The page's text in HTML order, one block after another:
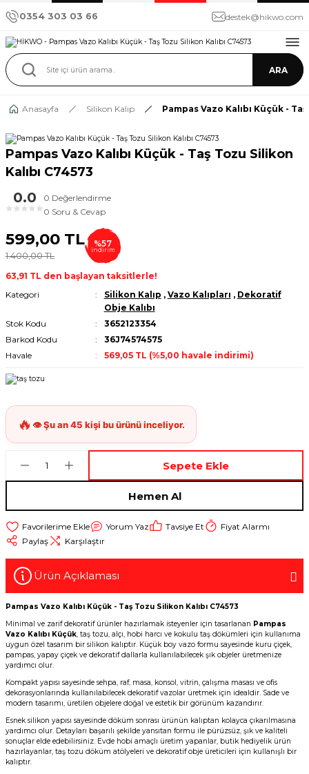
0354 303 03 66 destek@hikwo.com
ARA
Anasayfa Silikon Kalıp Pampas Vazo Kalıbı Küçük -
Pampas Vazo Kalıbı Küçük - Taş Tozu Silikon
Kalıbı C74573
0.0
★ ★ ★ ★ ★
0 Değerlendirme
0 Soru & Cevap
599,00 TL
1.400,00 TL
%57
indirim
63,91 TL den başlayan taksitlerle!
Kategori
Silikon Kalıp , Vazo Kalıpları , Dekoratif
Obje Kalıbı
Stok Kodu
3652123354
Barkod Kodu
36J74574575
Havale
569,05 TL (%5,00 havale indirimi)
Sepete Ekle
Hemen Al
Yorum Yaz Tavsiye Et
Fiyat Alarmı
Paylaş
Karşılaştır
Ürün Açıklaması
Pampas Vazo Kalıbı Küçük - Taş Tozu Silikon Kalıbı C74573
Minimal ve zarif dekoratif ürünler hazırlamak isteyenler için tasarlanan Pampas
Vazo Kalıbı Küçük, taş tozu, alçı, hobi harcı ve kokulu taş dökümleri için kullanıma
uygun özel tasarım bir silikon kalıptır. Küçük boy vazo formu sayesinde kuru çiçek,
pampas, yapay çiçek ve dekoratif dallarla kullanılabilecek şık objeler üretmenize
yardımcı olur.
Kompakt yapısı sayesinde sehpa, raf, masa, konsol, vitrin, çalışma masası ve ofis
dekorasyonlarında kullanılabilecek dekoratif vazolar üretmek için idealdir. Sade ve
modern tasarımı, üretilen objelere doğal ve estetik bir görünüm kazandırır.
Esnek silikon yapısı sayesinde döküm sonrası ürünün kalıptan kolayca çıkarılmasına
yardımcı olur. Detayları başarılı şekilde yansıtan formu ile pürüzsüz, şık ve kaliteli
sonuçlar elde edebilirsiniz. Evde hobi amaçlı üretim yapanlar, butik hediyelik ürün
hazırlayanlar, taş tozu döküm atölyeleri ve dekoratif obje üreticileri için kullanışlı bir
kalıptır.